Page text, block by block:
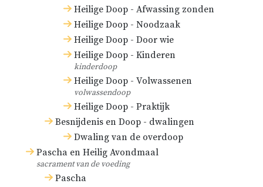
Heilige Doop - Afwassing zonden
Heilige Doop - Noodzaak
Heilige Doop - Door wie
Heilige Doop - Kinderen
kinderdoop
Heilige Doop - Volwassenen
volwassendoop
Heilige Doop - Praktijk
Besnijdenis en Doop - dwalingen
Dwaling van de overdoop
Pascha en Heilig Avondmaal
sacrament van de voeding
Pascha